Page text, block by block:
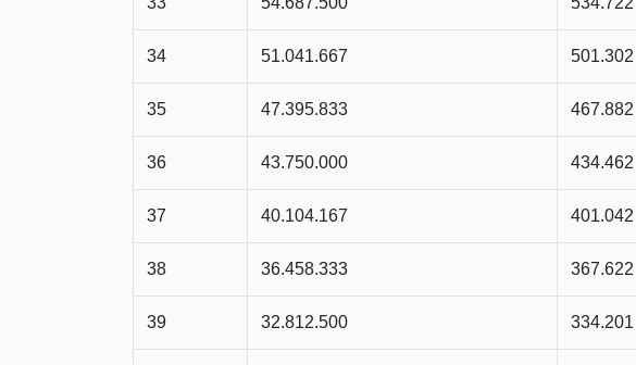
34 51.041.667 501.302
35 47.395.833 467.882
36 43.750.000 434.462
37 40.104.167 401.042
38 36.458.333 367.622
39 32.812.500 334.201